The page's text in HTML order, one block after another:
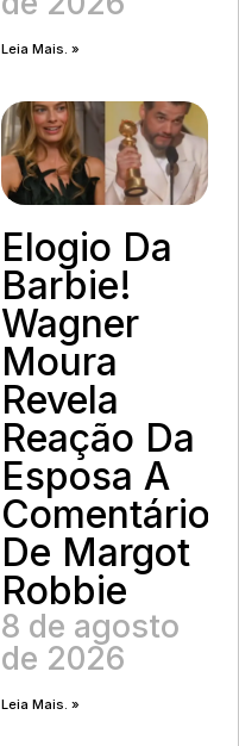
Leia Mais. »
Elogio Da
Barbie!
Wagner
Moura
Revela
Reação Da
Esposa A
Comentário
De Margot
Robbie
8 de agosto
de 2026
Leia Mais. »